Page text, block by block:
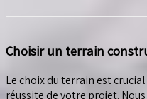
Choisir un terrain
Le choix du terrain est
réussite de votre projet. Nous